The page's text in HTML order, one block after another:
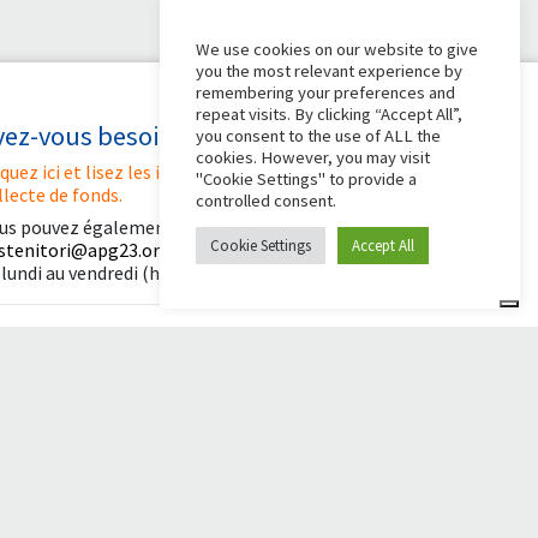
vous besoin d'aide ?
ici et lisez les instructions pour créer votre
de fonds.
pouvez également écrire à
ou appeler le0543.404693
au vendredi (heures de bureau).
We use cookies on our website to give
you the most relevant experience by
remembering your preferences and
repeat visits. By clicking “Accept All”,
you consent to the use of ALL the
cookies. However, you may visit
"Cookie Settings" to provide a
controlled consent.
Cookie Settings Accept All